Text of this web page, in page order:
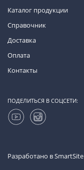
Каталог продукции
Справочник
Доставка
Оплата
Контакты
ПОДЕЛИТЬСЯ В СОЦСЕТИ:
Разработано вSmartSite